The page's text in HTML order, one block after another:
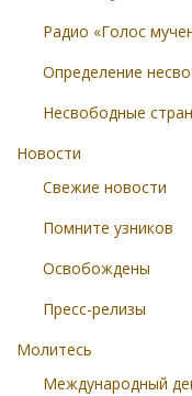
Радио «Голос
Определение
Несвободные
Новости
Свежие новости
Помните узников
Освобождены
Пресс-релизы
Молитесь
Международный